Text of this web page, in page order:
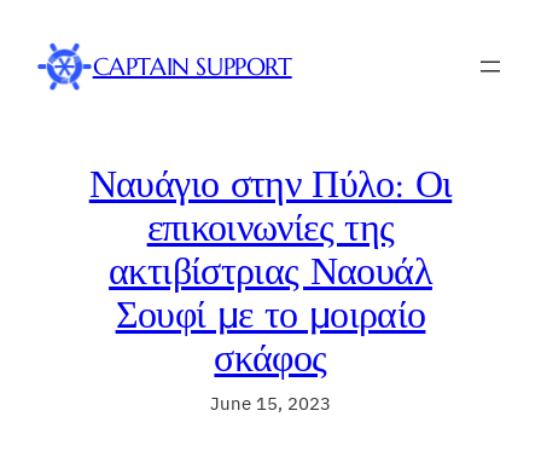
content
CAPTAIN SUPPORT
Ναυάγιο στην Πύλο: Οι
επικοινωνίες της
ακτιβίστριας Ναουάλ
Σουφί με το μοιραίο
σκάφος
June 15, 2023